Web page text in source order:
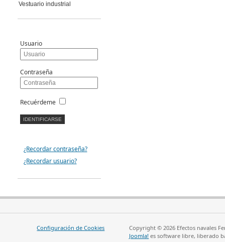
Vestuario industrial
Usuario
Contraseña
Recuérdeme
¿Recordar contraseña?
¿Recordar usuario?
Configuración de Cookies
Copyright © 2026 Efectos navales
Joomla! es software libre, liberado